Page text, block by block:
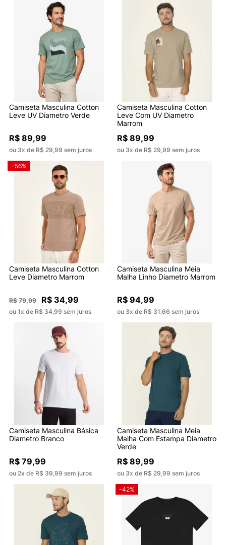
Camiseta Masculina Cotton
Leve UV Diametro Verde
R$ 89,99
ou 3x de R$ 29,99 sem juros
Camiseta Masculina Cotton
Leve Com UV Diametro
Marrom
R$ 89,99
ou 3x de R$ 29,99 sem juros
-56%
Camiseta Masculina Cotton
Leve Diametro Marrom
R$ 79,99 R$ 34,99
ou 1x de R$ 34,99 sem juros
Camiseta Masculina Meia
Malha Linho Diametro Marrom
R$ 94,99
ou 3x de R$ 31,66 sem juros
Camiseta Masculina Básica
Diametro Branco
R$ 79,99
ou 2x de R$ 39,99 sem juros
Camiseta Masculina Meia
Malha Com Estampa Diametro
Verde
R$ 89,99
ou 3x de R$ 29,99 sem juros
-42%